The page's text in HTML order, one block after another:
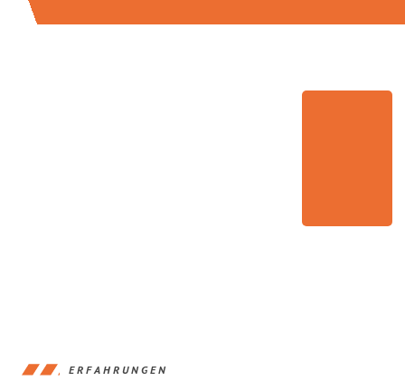
ERFAHRUNGEN